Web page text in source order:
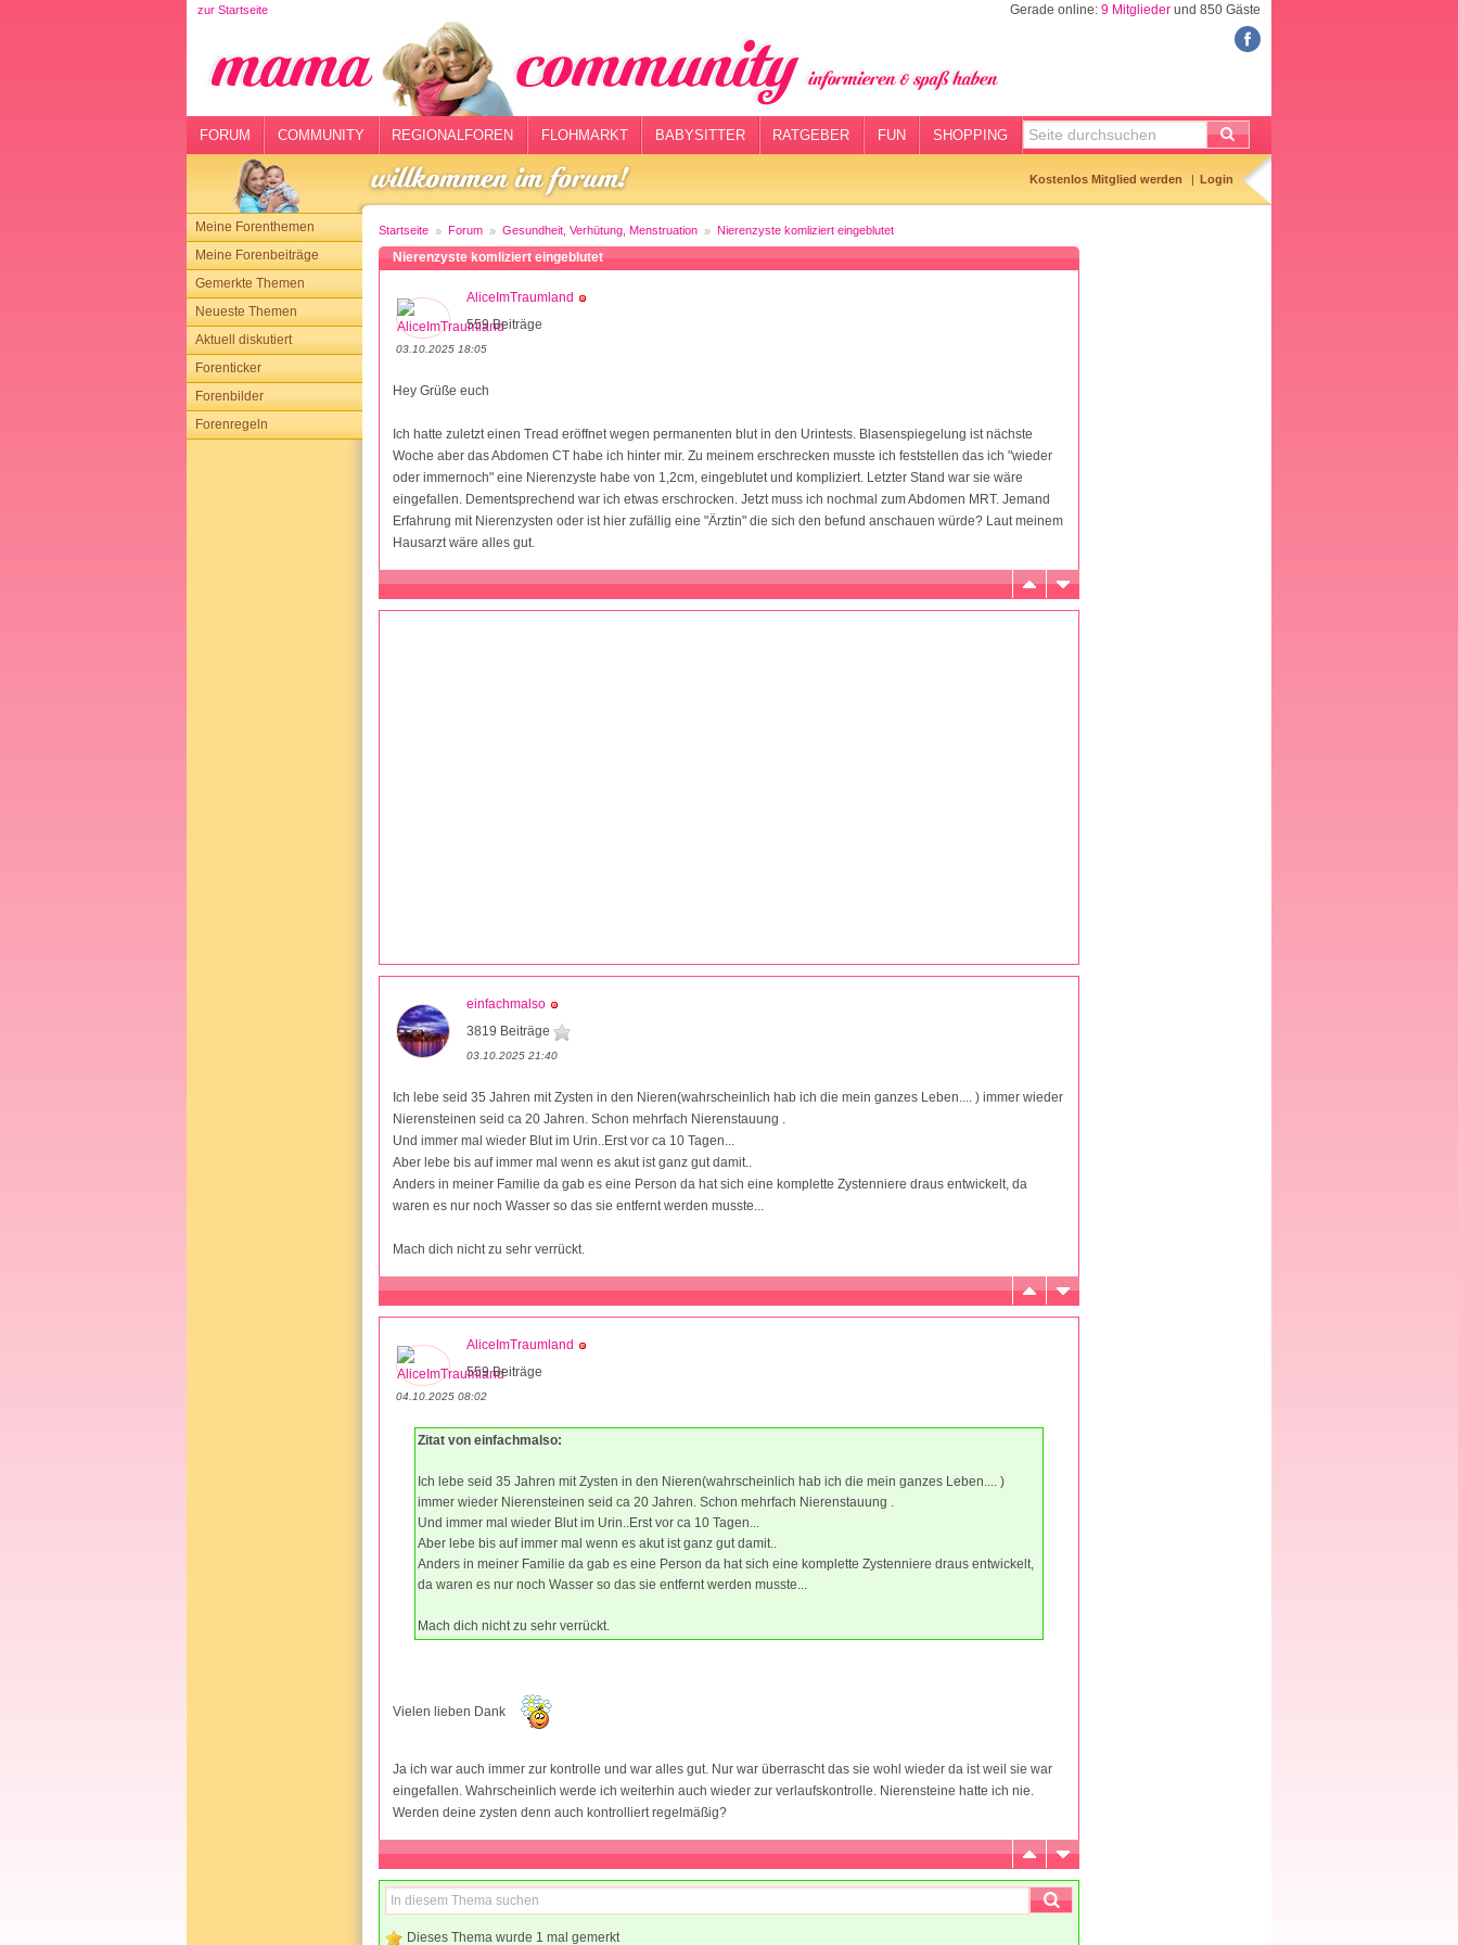
zur Startseite Gerade online: 9 Mitglieder und 850 Gäste
FORUM COMMUNITY REGIONALFOREN FLOHMARKT BABYSITTER RATGEBER FUN SHOPPING
Kostenlos Mitglied werden Login
Meine Forenthemen
Meine Forenbeiträge
Gemerkte Themen
Neueste Themen
Aktuell diskutiert
Forenticker
Forenbilder
Forenregeln
Startseite Forum Gesundheit, Verhütung, Menstruation Nierenzyste komliziert eingeblutet
Nierenzyste komliziert eingeblutet
AliceImTraumland
559 Beiträge
03.10.2025 18:05
Hey Grüße euch
Ich hatte zuletzt einen Tread eröffnet wegen permanenten blut in den Urintests. Blasenspiegelung ist nächste
Woche aber das Abdomen CT habe ich hinter mir. Zu meinem erschrecken musste ich feststellen das ich "wieder
oder immernoch" eine Nierenzyste habe von 1,2cm, eingeblutet und kompliziert. Letzter Stand war sie wäre
eingefallen. Dementsprechend war ich etwas erschrocken. Jetzt muss ich nochmal zum Abdomen MRT. Jemand
Erfahrung mit Nierenzysten oder ist hier zufällig eine "Ärztin" die sich den befund anschauen würde? Laut meinem
Hausarzt wäre alles gut.
einfachmalso
3819 Beiträge
03.10.2025 21:40
Ich lebe seid 35 Jahren mit Zysten in den Nieren(wahrscheinlich hab ich die mein ganzes Leben.... ) immer wieder
Nierensteinen seid ca 20 Jahren. Schon mehrfach Nierenstauung .
Und immer mal wieder Blut im Urin..Erst vor ca 10 Tagen...
Aber lebe bis auf immer mal wenn es akut ist ganz gut damit..
Anders in meiner Familie da gab es eine Person da hat sich eine komplette Zystenniere draus entwickelt, da
waren es nur noch Wasser so das sie entfernt werden musste...
Mach dich nicht zu sehr verrückt.
AliceImTraumland
559 Beiträge
04.10.2025 08:02
Zitat von einfachmalso:
Ich lebe seid 35 Jahren mit Zysten in den Nieren(wahrscheinlich hab ich die mein ganzes Leben.... )
immer wieder Nierensteinen seid ca 20 Jahren. Schon mehrfach Nierenstauung .
Und immer mal wieder Blut im Urin..Erst vor ca 10 Tagen...
Aber lebe bis auf immer mal wenn es akut ist ganz gut damit..
Anders in meiner Familie da gab es eine Person da hat sich eine komplette Zystenniere draus entwickelt,
da waren es nur noch Wasser so das sie entfernt werden musste...
Mach dich nicht zu sehr verrückt.
Vielen lieben Dank
Ja ich war auch immer zur kontrolle und war alles gut. Nur war überrascht das sie wohl wieder da ist weil sie war
eingefallen. Wahrscheinlich werde ich weiterhin auch wieder zur verlaufskontrolle. Nierensteine hatte ich nie.
Werden deine zysten denn auch kontrolliert regelmäßig?
Dieses Thema wurde 1 mal gemerkt